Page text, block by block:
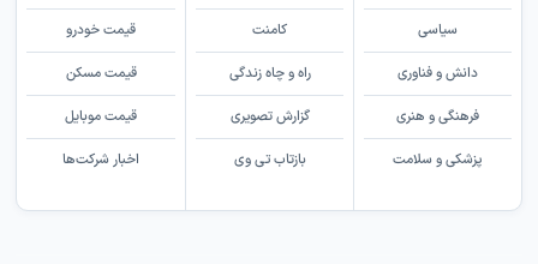
سیاسی
دانش و فناوری
فرهنگی و هنری
پزشکی و سلامت
کامنت
راه و چاه زندگی
گزارش تصویری
بازتاب تی وی
قیمت خودرو
قیمت مسکن
قیمت موبایل
اخبار شرکت‌ها